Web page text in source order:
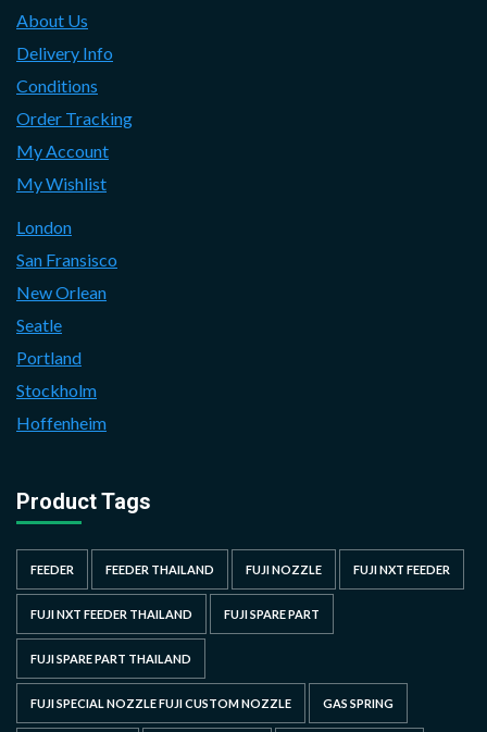
About Us
Delivery Info
Conditions
Order Tracking
My Account
My Wishlist
London
San Fransisco
New Orlean
Seatle
Portland
Stockholm
Hoffenheim
Product Tags
FEEDER FEEDER THAILAND FUJI NOZZLE FUJI NXT FEEDER
FUJI NXT FEEDER THAILAND FUJI SPARE PART
FUJI SPARE PART THAILAND
FUJI SPECIAL NOZZLE FUJI CUSTOM NOZZLE GAS SPRING